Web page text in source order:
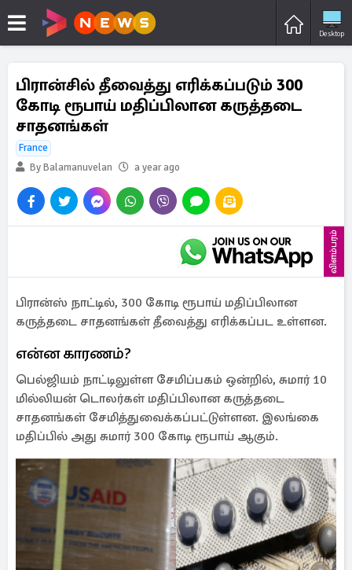
Desktop
பிரான்சில் தீவைத்து எரிக்கப்படும் 300
கோடி ரூபாய் மதிப்பிலான கருத்தடை
சாதனங்கள்
France
By Balamanuvelan
a year ago
விளம்பரம்
பிரான்ஸ் நாட்டில், 300 கோடி ரூபாய் மதிப்பிலான
கருத்தடை சாதனங்கள் தீவைத்து எரிக்கப்பட உள்ளன.
என்ன காரணம்?
பெல்ஜியம் நாட்டிலுள்ள சேமிப்பகம் ஒன்றில், சுமார் 10
மில்லியன் டொலர்கள் மதிப்பிலான கருத்தடை
சாதனங்கள் சேமித்துவைக்கப்பட்டுள்ளன. இலங்கை
மதிப்பில் அது சுமார் 300 கோடி ரூபாய் ஆகும்.